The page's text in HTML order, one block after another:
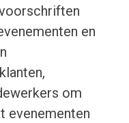
en
om
evenementen